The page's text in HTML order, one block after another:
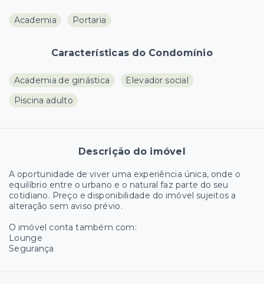
Academia Portaria
Características do Condomínio
Academia de ginástica
Elevador social
Piscina adulto
Descrição do imóvel
A oportunidade de viver uma experiência única, onde o
equilíbrio entre o urbano e o natural faz parte do seu
cotidiano. Preço e disponibilidade do imóvel sujeitos a
alteração sem aviso prévio.
O imóvel conta também com:
Lounge
Segurança